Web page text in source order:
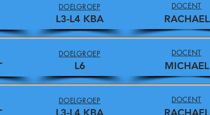
DOELGROEP
L3-L4 KBA
DOCENT
RACHAEL
DOELGROEP
L6
DOCENT
MICHAEL
DOELGROEP
L3-L4 KBA
DOCENT
RACHAEL